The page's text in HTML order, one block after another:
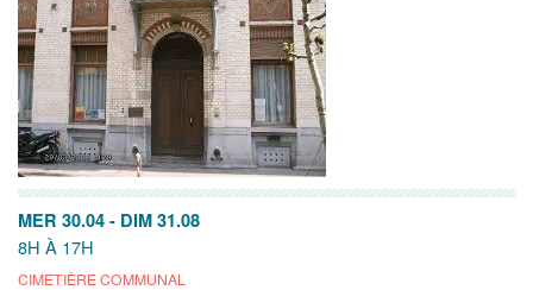
MER 30.04 - DIM 31.08
8H À 17H
CIMETIÈRE COMMUNAL